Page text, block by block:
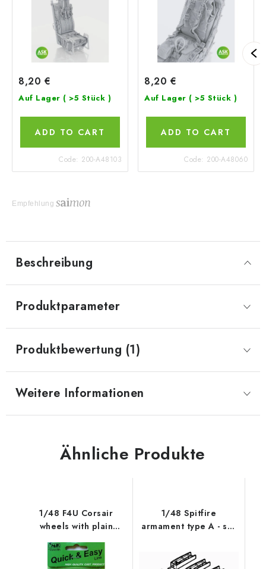
8,20 €
Auf Lager ( >5 Stück )
ADD TO CART
Code: 200-A48103
8,20 €
Auf Lager ( >5 Stück )
ADD TO CART
Code: 200-A48060
Empfehlung
Beschreibung
Produktparameter
Produktbewertung (1)
Weitere Informationen
Ähnliche Produkte
1/48 F4U Corsair
wheels with plain
disc,diamond de
1/48 Spitfire
armament type A - set